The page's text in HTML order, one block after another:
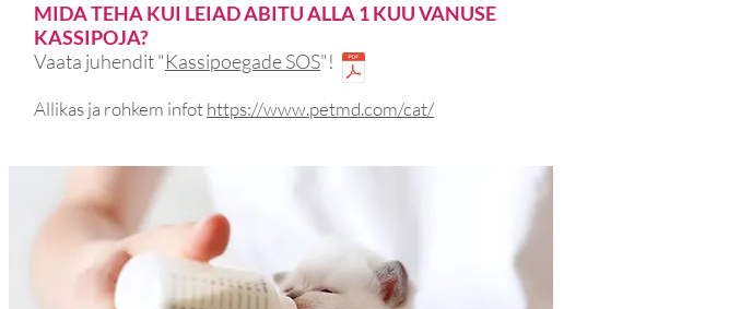
MIDA TEHA KUI LEIAD ABITU ALLA 1 KUU VANUSE
KASSIPOJA?
Vaata juhendit "Kassipoegade SOS"!
Allikas ja rohkem infothttps://www.petmd.com/cat/